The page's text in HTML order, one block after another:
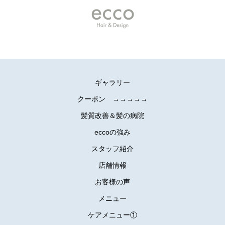
ギャラリー
クーポン →→→→→
髪質改善＆髪の病院
eccoの強み
スタッフ紹介
店舗情報
お客様の声
メニュー
ケアメニュー①